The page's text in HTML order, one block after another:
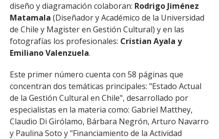
diseño y diagramación colaboran: Rodrigo Jiménez
Matamala (Diseñador y Académico de la Universidad
de Chile y Magister en Gestión Cultural) y en las
fotografías los profesionales: Cristian Ayala y
Emiliano Valenzuela.
Este primer número cuenta con 58 páginas que
concentran dos temáticas principales: "Estado Actual
de la Gestión Cultural en Chile", desarrollado por
especialistas en la materia como: Gabriel Matthey,
Claudio Di Girólamo, Bárbara Negrón, Arturo Navarro
y Paulina Soto y "Financiamiento de la Actividad